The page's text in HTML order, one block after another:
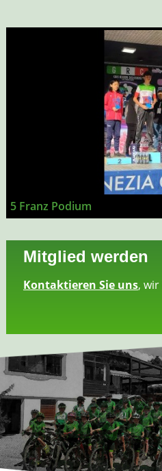
5 Franz Podium
Mitglied werden
Kontaktieren Sie uns, wir